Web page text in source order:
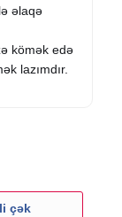
əlaqə
kömək edə
lazımdır.
çək